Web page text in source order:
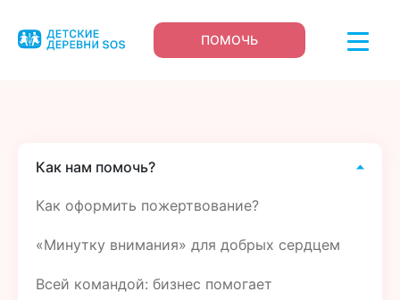
ПОМОЧЬ
Как нам помочь?
Как оформить пожертвование?
«Минутку внимания» для добрых сердцем
Всей командой: бизнес помогает